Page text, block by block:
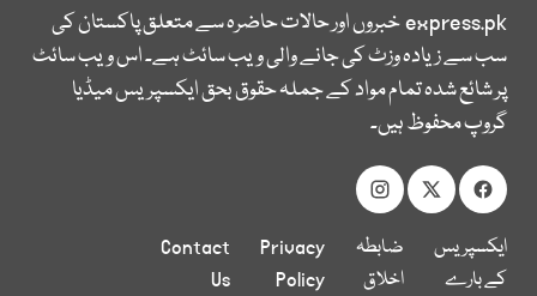
express.pkخبروں اور حالات حاضرہ سے متعلق پاکستان کی
سب سے زیادہ وزٹ کی جانے والی ویب سائٹ ہے۔ اس ویب سائٹ
پر شائع شدہ تمام مواد کے جملہ حقوق بحق ایکسپریس میڈیا
گروپ محفوظ ہیں۔
ایکسپریس
کے بارے
ضابطہ
اخلاق
Privacy
Policy
Contact
Us